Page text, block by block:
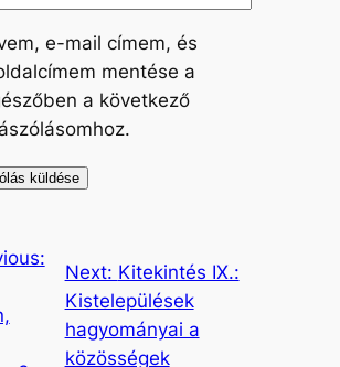
e-mail címem, és
mentése a
a következő
Next: Kitekintés IX.:
Kistelepülések
hagyományai a
közösségek